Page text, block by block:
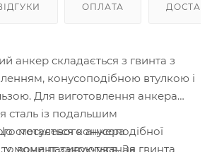
ОПЛАТА
анкер складається з гвинта з
конусоподібною втулкою і
Для виготовлення анкера
сталь із подальшим
стосується конусоподібної
то вони пасивуються. За
металевого анкера
у момент закручування гвинта